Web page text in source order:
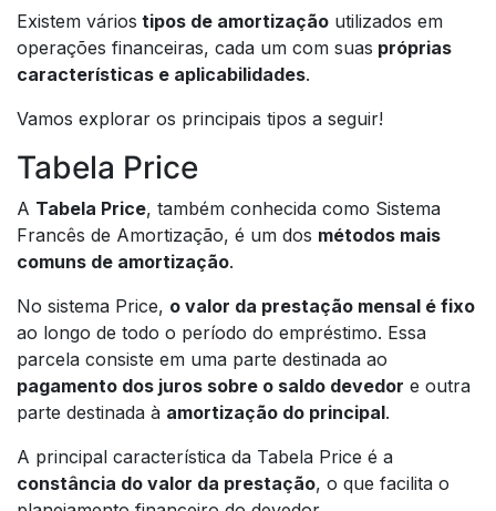
Existem vários tipos de amortização utilizados em
operações financeiras, cada um com suas próprias
características e aplicabilidades.
Vamos explorar os principais tipos a seguir!
Tabela Price
A Tabela Price, também conhecida como Sistema
Francês de Amortização, é um dos métodos mais
comuns de amortização.
No sistema Price, o valor da prestação mensal é fixo
ao longo de todo o período do empréstimo. Essa
parcela consiste em uma parte destinada ao
pagamento dos juros sobre o saldo devedor e outra
parte destinada à amortização do principal.
A principal característica da Tabela Price é a
constância do valor da prestação, o que facilita o